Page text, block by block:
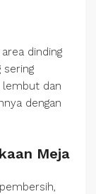
dinding
sering
lembut dan
dengan
Meja